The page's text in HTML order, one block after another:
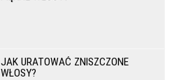
JAK URATOWAĆ ZNISZCZONE
WŁOSY?